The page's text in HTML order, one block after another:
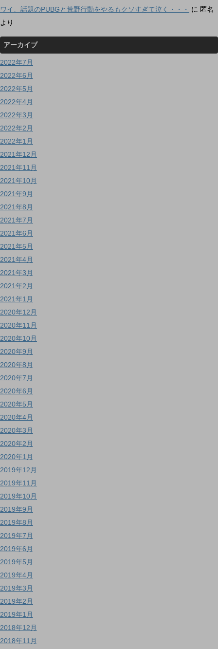
ワイ、話題のPUBGと荒野行動をやるもクソすぎて泣く・・・ に 匿名
より
アーカイブ
2022年7月
2022年6月
2022年5月
2022年4月
2022年3月
2022年2月
2022年1月
2021年12月
2021年11月
2021年10月
2021年9月
2021年8月
2021年7月
2021年6月
2021年5月
2021年4月
2021年3月
2021年2月
2021年1月
2020年12月
2020年11月
2020年10月
2020年9月
2020年8月
2020年7月
2020年6月
2020年5月
2020年4月
2020年3月
2020年2月
2020年1月
2019年12月
2019年11月
2019年10月
2019年9月
2019年8月
2019年7月
2019年6月
2019年5月
2019年4月
2019年3月
2019年2月
2019年1月
2018年12月
2018年11月